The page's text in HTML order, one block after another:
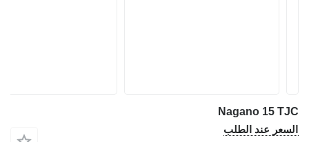
Nagano 15 TJC
السعر عند الطلب